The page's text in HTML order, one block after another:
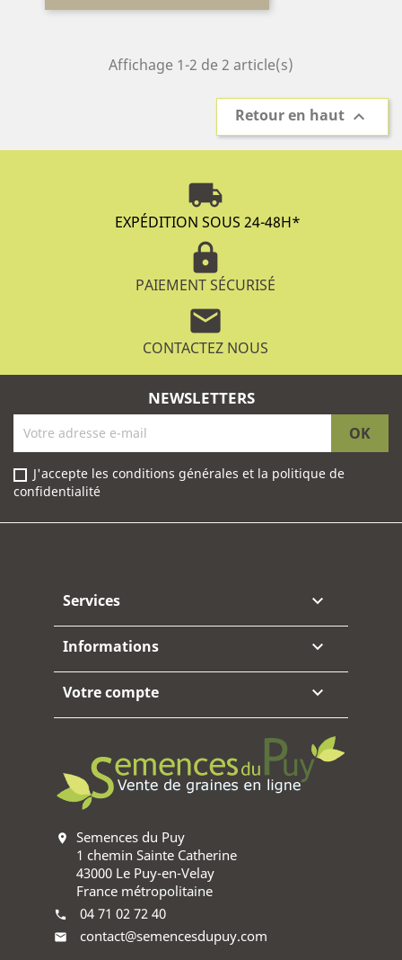
Affichage 1-2 de 2 article(s)
Retour en haut 
local_shipping
EXPÉDITION SOUS 24-48H*
lock
PAIEMENT SÉCURISÉ
mail
CONTACTEZ NOUS
NEWSLETTERS
J'accepte les conditions générales et la politique de
confidentialité
Services 
Informations 
Votre compte 
location_on
Semences du Puy
1 chemin Sainte Catherine
43000 Le Puy-en-Velay
France métropolitaine
phone 04 71 02 72 40
mail contact@semencesdupuy.com